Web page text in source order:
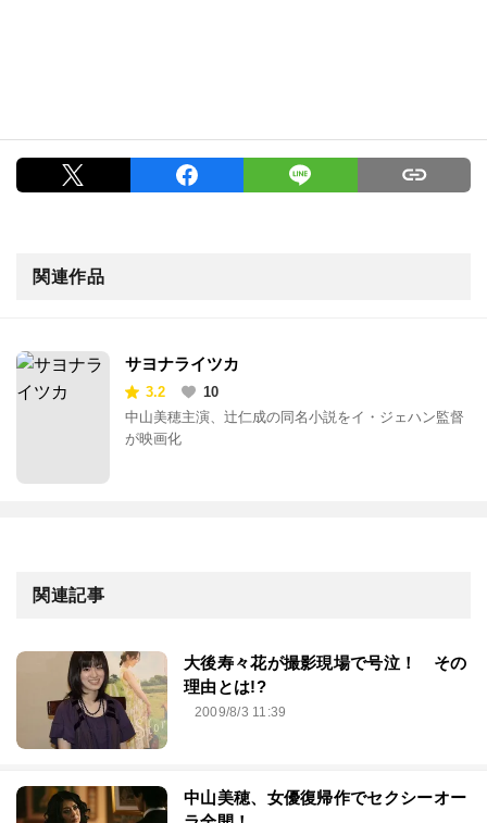
関連作品
サヨナライツカ
3.2
10
中山美穂主演、辻仁成の同名小説をイ・ジェハン監督
が映画化
関連記事
大後寿々花が撮影現場で号泣！ その
理由とは!?
2009/8/3 11:39
中山美穂、女優復帰作でセクシーオー